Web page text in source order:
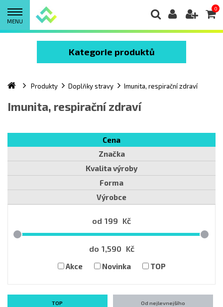
MENU
0
Kategorie produktů
Produkty Doplňky stravy Imunita, respirační zdraví
Imunita, respirační zdraví
Cena
Značka
Kvalita výroby
Forma
Výrobce
od 199 Kč
do 1,590 Kč
Akce Novinka TOP
TOP Od nejlevnejšího